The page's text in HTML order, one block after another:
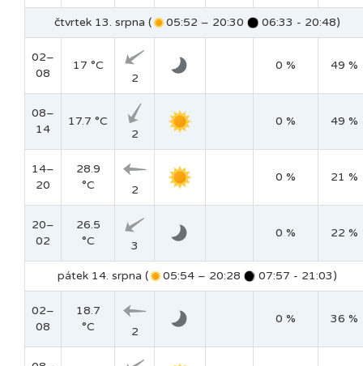
čtvrtek 13. srpna ( 05:52 – 20:30 06:33 - 20:48)
02–
08
17 °C
2
0 % 49 %
08–
14
17.7 °C
2
0 % 49 %
14–
20
28.9
°C
2
0 % 21 %
20–
02
26.5
°C
3
0 % 22 %
pátek 14. srpna ( 05:54 – 20:28 07:57 - 21:03)
02–
08
18.7
°C
2
0 % 36 %